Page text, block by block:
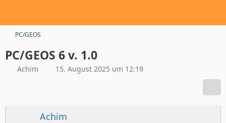
PC/GEOS
PC/GEOS 6 v. 1.0
Achim 15. August 2025 um 12:19
Achim